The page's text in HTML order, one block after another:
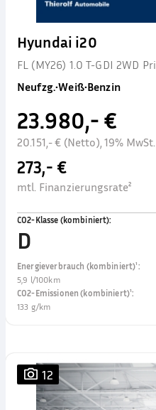
Hyundai i20
FL (MY26) 1.0 T-GDI 2WD
Neufzg.•Weiß•Benzin
23.980,- €
20.151,- € (Netto), 19% MwSt.
273,- €
mtl. Finanzierungsrate²
CO2-Klasse (kombiniert):
D
Energieverbrauch (kombiniert)¹:
5,9 l/100km
CO2-Emissionen (kombiniert)¹:
133 g/km
12